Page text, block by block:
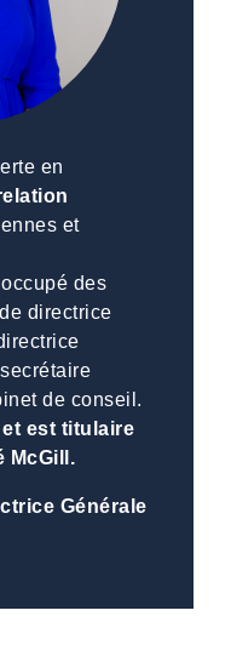
en
et
des
directrice
de conseil.
et est titulaire
McGill.
Générale